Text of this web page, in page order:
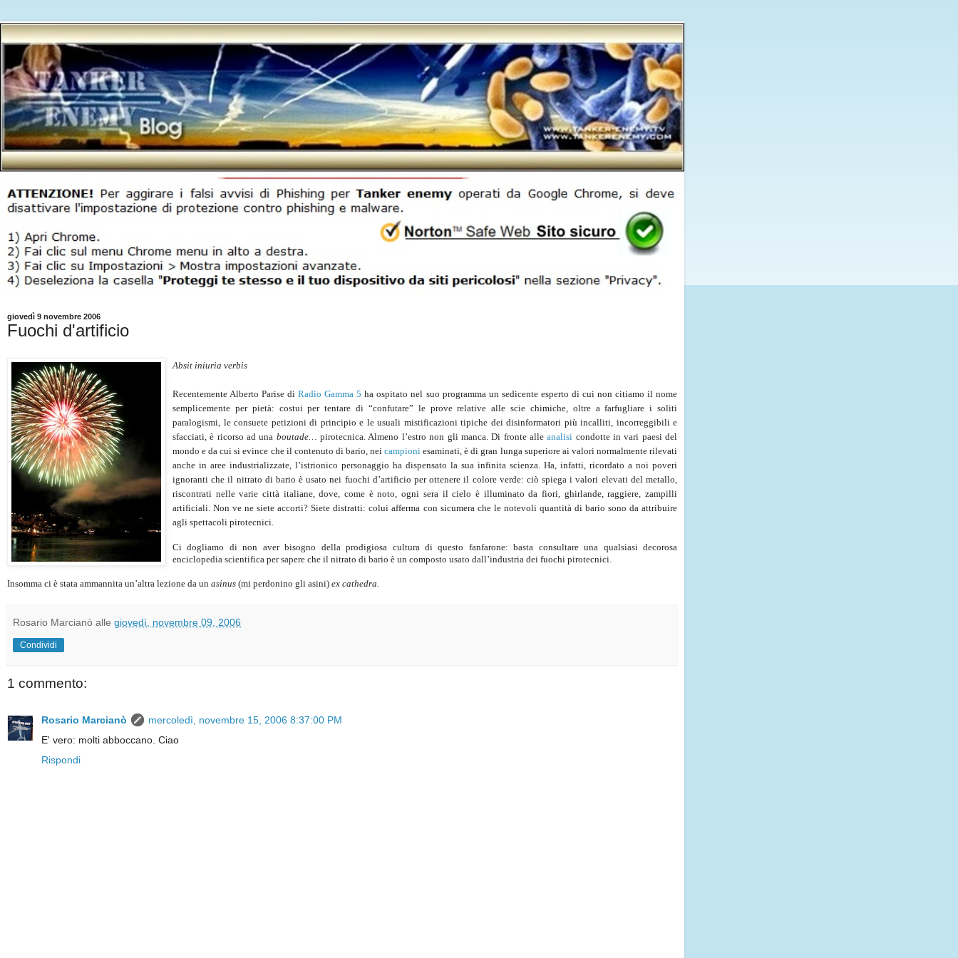
giovedì 9 novembre 2006
Fuochi d'artificio
Absit iniuria verbis
Recentemente Alberto Parise diRadio Gamma 5 ha ospitato nel suo programma un sedicente esperto di cui non citiamo il nome
semplicemente per pietà: costui per tentare di “confutare” le prove relative alle scie chimiche, oltre a farfugliare i soliti
paralogismi, le consuete petizioni di principio e le usuali mistificazioni tipiche dei disinformatori più incalliti, incorreggibili e
sfacciati, è ricorso ad una boutade… pirotecnica. Almeno l’estro non gli manca. Di fronte alleanalisi condotte in vari paesi del
mondo e da cui si evince che il contenuto di bario, neicampioni esaminati, è di gran lunga superiore ai valori normalmente rilevati
anche in aree industrializzate, l’istrionico personaggio ha dispensato la sua infinita scienza. Ha, infatti, ricordato a noi poveri
ignoranti che il nitrato di bario è usato nei fuochi d’artificio per ottenere il colore verde: ciò spiega i valori elevati del metallo,
riscontrati nelle varie città italiane, dove, come è noto, ogni sera il cielo è illuminato da fiori, ghirlande, raggiere, zampilli
artificiali. Non ve ne siete accorti? Siete distratti: colui afferma con sicumera che le notevoli quantità di bario sono da attribuire
agli spettacoli pirotecnici.
Ci dogliamo di non aver bisogno della prodigiosa cultura di questo fanfarone: basta consultare una qualsiasi decorosa
enciclopedia scientifica per sapere che il nitrato di bario è un composto usato dall’industria dei fuochi pirotecnici.
Insomma ci è stata ammannita un’altra lezione da un asinus (mi perdonino gli asini) ex cathedra.
Rosario Marcianò alle giovedì, novembre 09, 2006
Condividi
1 commento:
Rosario Marcianò
mercoledì, novembre 15, 2006 8:37:00 PM
E' vero: molti abboccano. Ciao
Rispondi